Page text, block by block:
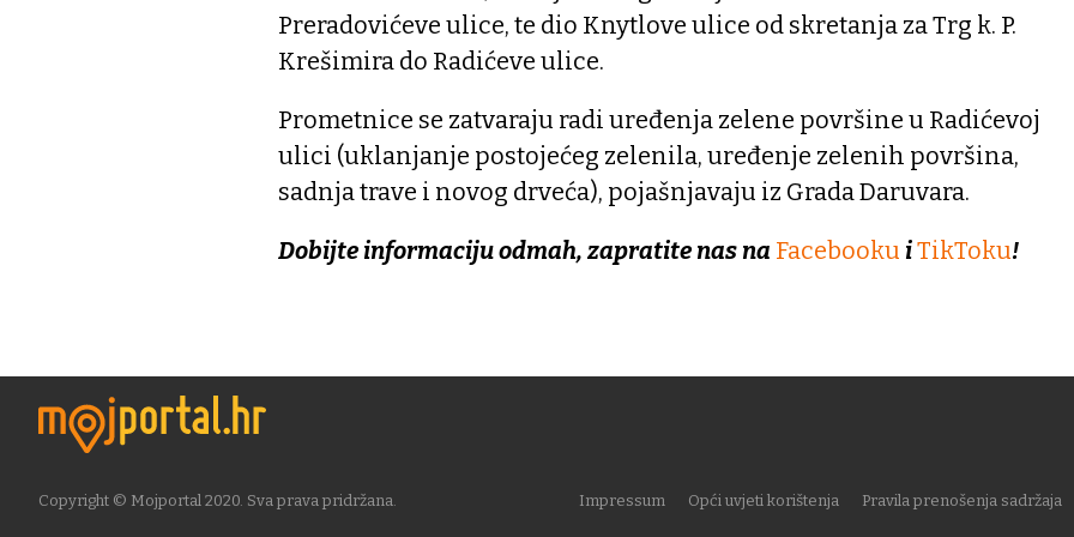
Preradovićeve ulice, te dio Knytlove ulice od skretanja za Trg k. P.
Krešimira do Radićeve ulice.
Prometnice se zatvaraju radi uređenja zelene površine u Radićevoj
ulici (uklanjanje postojećeg zelenila, uređenje zelenih površina,
sadnja trave i novog drveća), pojašnjavaju iz Grada Daruvara.
Dobijte informaciju odmah, zapratite nas na Facebooku iTikToku!
Copyright © Mojportal 2020. Sva prava pridržana. Impressum Opći uvjeti korištenja Pravila prenošenja sadržaja